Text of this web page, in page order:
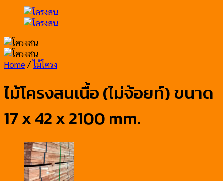
Home/ไม้โครง
ไม้โครงสนเนื้อ (ไม่จ้อยท์) ขนาด
17 x 42 x 2100 mm.